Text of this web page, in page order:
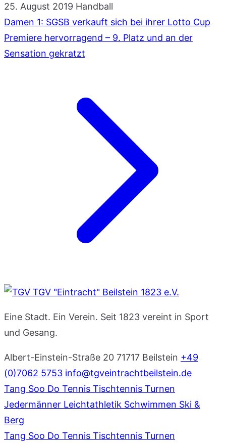
25. August 2019 Handball
Damen 1: SGSB verkauft sich bei ihrer Lotto Cup
Premiere hervorragend – 9. Platz und an der
Sensation gekratzt
TGV "Eintracht" Beilstein 1823 e.V.
Eine Stadt. Ein Verein. Seit 1823 vereint in Sport
und Gesang.
Albert-Einstein-Straße 20 71717 Beilstein +49
(0)7062 5753 info@tgveintrachtbeilstein.de
Tang Soo Do Tennis Tischtennis Turnen
Jedermänner Leichtathletik Schwimmen Ski &
Berg
Tang Soo Do Tennis Tischtennis Turnen